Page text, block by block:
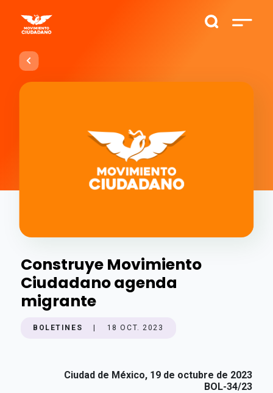
Construye Movimiento
Ciudadano agenda
migrante
BOLETINES 18 OCT. 2023
Ciudad de México, 19 de octubre de 2023
BOL-34/23